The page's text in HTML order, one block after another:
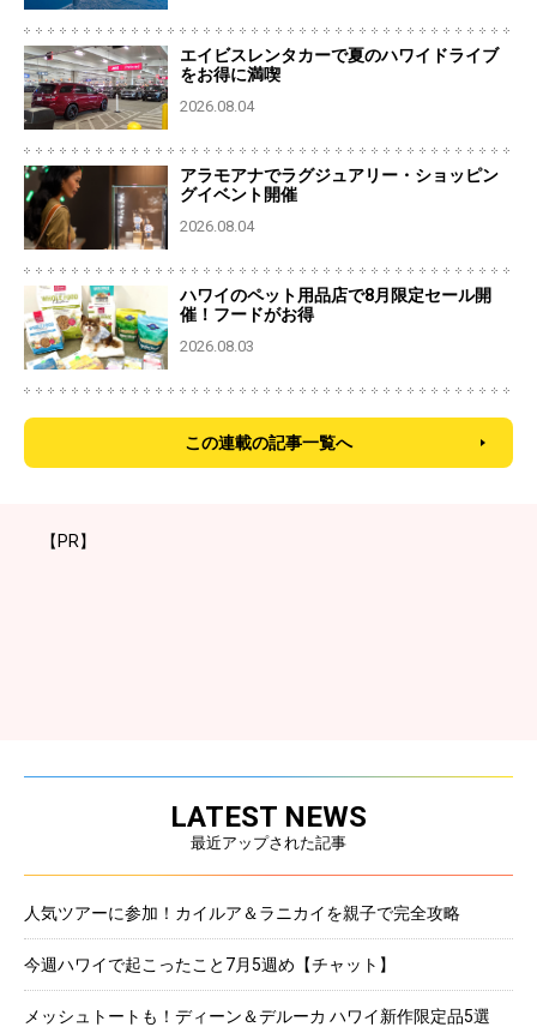
エイビスレンタカーで夏のハワイドライブ
をお得に満喫
2026.08.04
アラモアナでラグジュアリー・ショッピン
グイベント開催
2026.08.04
ハワイのペット用品店で8月限定セール開
催！フードがお得
2026.08.03
この連載の記事一覧へ
【PR】
LATEST NEWS
最近アップされた記事
人気ツアーに参加！カイルア＆ラニカイを親子で完全攻略
今週ハワイで起こったこと7月5週め【チャット】
メッシュトートも！ディーン＆デルーカ ハワイ新作限定品5選